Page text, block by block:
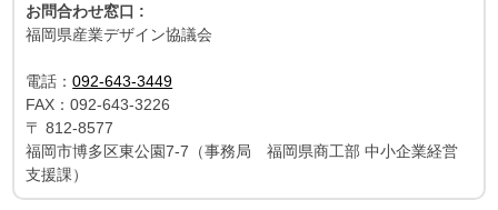
お問合わせ窓口 :
福岡県産業デザイン協議会
電話：092-643-3449
FAX：092-643-3226
〒812-8577
福岡市博多区東公園7-7（事務局 福岡県商工部 中小企業経営
支援課）